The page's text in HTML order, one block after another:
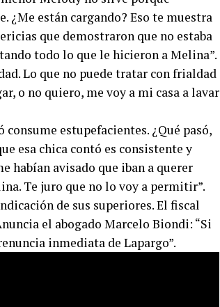
¿Me están cargando? Eso te muestra
que demostraron que no estaba
todo lo que le hicieron a Melina”.
Lo que no puede tratar con frialdad
o no quiero, me voy a mi casa a lavar
estupefacientes. ¿Qué pasó,
esa chica contó es consistente y
habían avisado que iban a querer
Te juro que no lo voy a permitir”.
de sus superiores. El fiscal
el abogado Marcelo Biondi: “Si
inmediata de Lapargo”.